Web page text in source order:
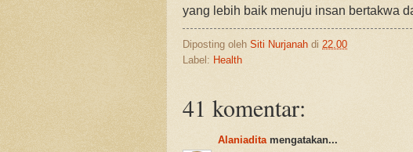
yang lebih baik menuju insan bertakwa
Diposting oleh Siti Nurjanah di 22.00
Label: Health
41 komentar:
Alaniaditamengatakan...